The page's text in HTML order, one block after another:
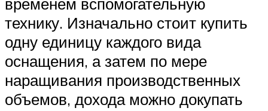
технику. Изначально стоит купить
одну единицу каждого вида
оснащения, а затем по мере
наращивания производственных
объемов, дохода можно докупать